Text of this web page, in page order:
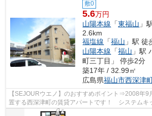
敷0
5.6万円
山陽本線 「東福山 」
2.6km
福塩線 「福山 」駅 徒
山陽本線 「福山 」駅
町三丁目」 停歩2分
築17年 / 32.99㎡
広島県福山市西深津
【SEJOURウエノ】のおすすめポイント⇒2008年
置する西深津町の賃貸アパートです！ システム
ビニエンスストアまで徒歩約6分！！ 車で...